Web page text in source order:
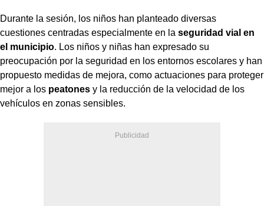
Durante la sesión, los niños han planteado diversas
cuestiones centradas especialmente en la seguridad vial en
el municipio. Los niños y niñas han expresado su
preocupación por la seguridad en los entornos escolares y han
propuesto medidas de mejora, como actuaciones para proteger
mejor a los peatones y la reducción de la velocidad de los
vehículos en zonas sensibles.